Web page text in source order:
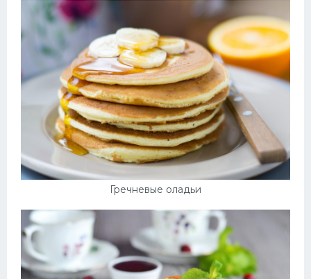
Гречневые оладьи